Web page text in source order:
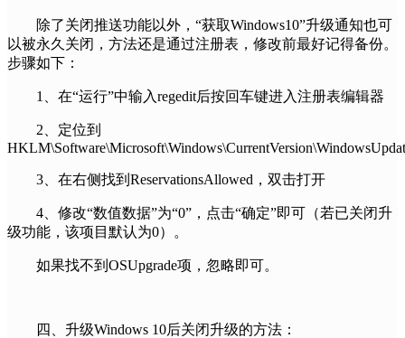
除了关闭推送功能以外，“获取Windows10”升级通知也可
以被永久关闭，方法还是通过注册表，修改前最好记得备份。
步骤如下：
1、在“运行”中输入regedit后按回车键进入注册表编辑器
2、定位到
3、在右侧找到ReservationsAllowed，双击打开
4、修改“数值数据”为“0”，点击“确定”即可（若已关闭升
级功能，该项目默认为0）。
如果找不到OSUpgrade项，忽略即可。
四、升级Windows 10后关闭升级的方法：